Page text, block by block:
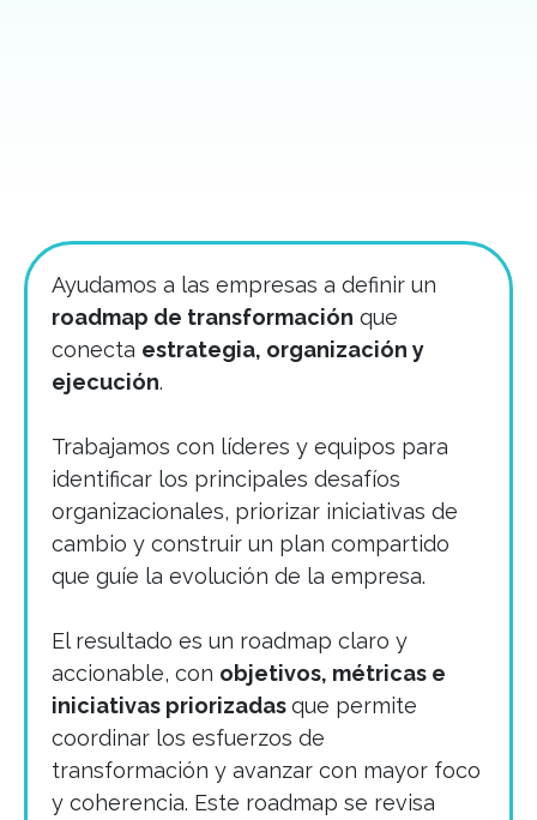
Ayudamos a las empresas a definir un
roadmap de transformación que
conecta estrategia, organización y
ejecución.
Trabajamos con líderes y equipos para
identificar los principales desafíos
organizacionales, priorizar iniciativas de
cambio y construir un plan compartido
que guíe la evolución de la empresa.
El resultado es un roadmap claro y
accionable, con objetivos, métricas e
iniciativas priorizadasque permite
coordinar los esfuerzos de
transformación y avanzar con mayor foco
y coherencia. Este roadmap se revisa